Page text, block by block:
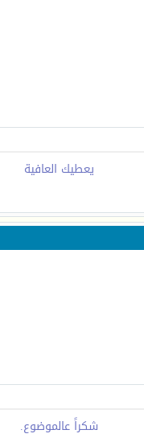
يعطيك العافية
شكراً عالموضوع.